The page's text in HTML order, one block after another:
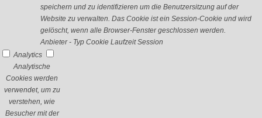
speichern und zu identifizieren um die Benutzersitzung auf der
Website zu verwalten. Das Cookie ist ein Session-Cookie und wird
gelöscht, wenn alle Browser-Fenster geschlossen werden.
Anbieter - Typ Cookie Laufzeit Session
Analytics
Analytische
Cookies werden
verwendet, um zu
verstehen, wie
Besucher mit der